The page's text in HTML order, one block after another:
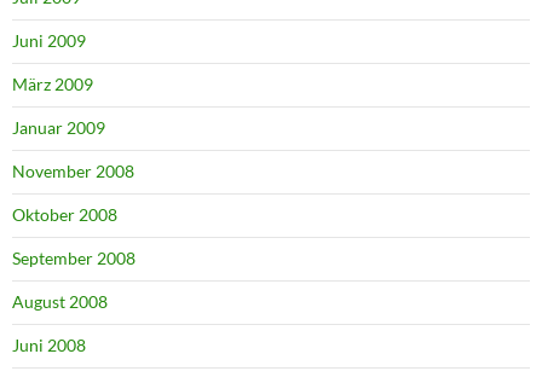
Juni 2009
März 2009
Januar 2009
November 2008
Oktober 2008
September 2008
August 2008
Juni 2008